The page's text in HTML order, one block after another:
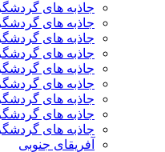
جاذبه های
جاذبه های
جاذبه های
جاذبه های
جاذبه های
جاذبه های
جاذبه های
جاذبه های
جاذبه های
آفریقای جنوبی